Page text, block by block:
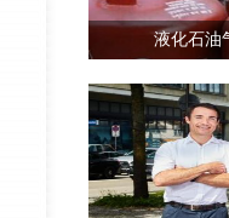
液化石油